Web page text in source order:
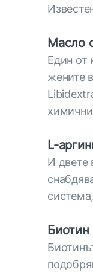
Масло
Един от
жените
L-
И двете
Биотин